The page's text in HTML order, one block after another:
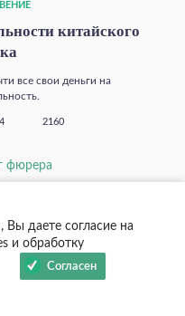
китайского
все свои деньги на
4 2160
Вы даете согласие на
и обработку
Согласен